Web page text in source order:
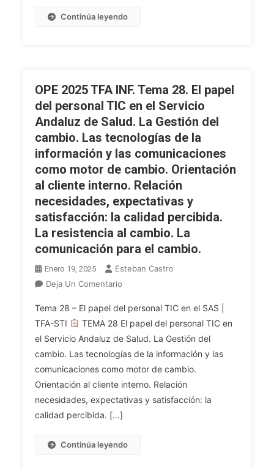
El
En
El
Campo
De
Las
Tecnologías
De
La
Información
Y
De
Las
Información
Y
Comunicaciones
En
La
Administración
Pública.
Marco
Legal.
El
Proceso
De
Particularidades
En
La
De
Andalucía
Y
El
Servicio
De
Continúa leyendo
OPE 2025 TFA INF. Tema 28. El papel
del personal TIC en el Servicio
Andaluz de Salud. La Gestión del
cambio. Las tecnologías de la
información y las comunicaciones
como motor de cambio. Orientación
al cliente interno. Relación
necesidades, expectativas y
satisfacción: la calidad percibida.
La resistencia al cambio. La
comunicación para el cambio.
Enero 19, 2025
Esteban Castro
Deja Un Comentario
2025
TFA
INF.
Tema
28.
El
Papel
Del
Tema 28 – El papel del personal TIC en el SAS |
TFA-STI
TEMA 28 El papel del personal TIC en
el Servicio Andaluz de Salud. La Gestión del
cambio. Las tecnologías de la información y las
comunicaciones como motor de cambio.
Orientación al cliente interno. Relación
necesidades, expectativas y satisfacción: la
calidad percibida. […]
Continúa leyendo